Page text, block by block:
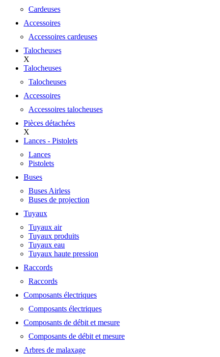
Cardeuses
Accessoires
Accessoires cardeuses
Talocheuses
X
Talocheuses
Talocheuses
Accessoires
Accessoires talocheuses
Pièces détachées
X
Lances - Pistolets
Lances
Pistolets
Buses
Buses Airless
Buses de projection
Tuyaux
Tuyaux air
Tuyaux produits
Tuyaux eau
Tuyaux haute pression
Raccords
Raccords
Composants électriques
Composants électriques
Composants de débit et mesure
Composants de débit et mesure
Arbres de malaxage